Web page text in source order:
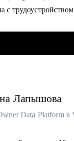
с
HR и 8 лет в
консультаций и
5400+
фраз,
Лапышова
Data Platform